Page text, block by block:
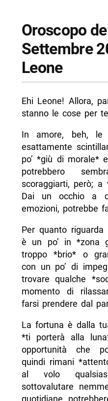
Oroscopo
Settembre
Leone
Ehi Leone! Allora,
stanno le cose per
In amore, beh, le
esattamente
po’ *giù di morale*
potrebbero
scoraggiarti, però;
Dai un occhio a
emozioni, potrebbe
Per quanto
è un po’ in *zona
troppo *brio* o
con un po’ di
trovare qualche
momento di
farsi prendere dal
La fortuna è dalla
*ti porterà alla
opportunità che
quindi rimani
al volo
sottovalutare
quotidiane,